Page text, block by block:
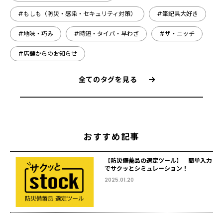
#もしも（防災・感染・セキュリティ対策） #筆記具大好き
#地味・巧み #時短・タイパ・早わざ #ザ・ニッチ
#店舗からのお知らせ
全てのタグを見る
おすすめ記事
【防災備蓄品の選定ツール】 簡単入力
でサクッとシミュレーション！
2025.01.20